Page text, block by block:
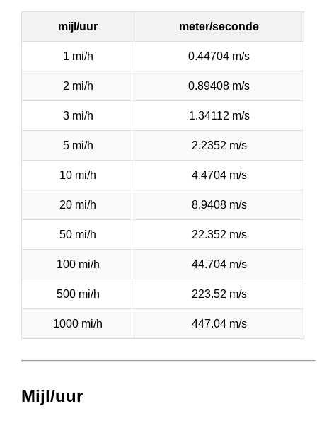
mijl/uur meter/seconde
1 mi/h 0.44704 m/s
2 mi/h 0.89408 m/s
3 mi/h 1.34112 m/s
5 mi/h 2.2352 m/s
10 mi/h 4.4704 m/s
20 mi/h 8.9408 m/s
50 mi/h 22.352 m/s
100 mi/h 44.704 m/s
500 mi/h 223.52 m/s
1000 mi/h 447.04 m/s
Mijl/uur